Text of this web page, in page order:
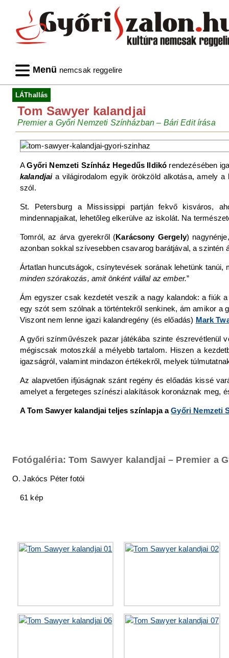
Menü nemcsak reggelire
LÁThallás
Tom Sawyer kalandjai
Premier a Győri Nemzeti Színházban – Bári Edit írása
AGyőri Nemzeti Színház Hegedűs Ildikó rendezésében
kalandjaia világirodalom egyik örökzöld alkotása, amely a
szól.
St. Petersburg a Mississippi partján fekvő kisváros,
mindennapjaikat, lehetőleg elkerülve az iskolát. Na
Tomról, az árva gyerekről (Karácsony Gergely)
azonban sokkal szívesebben csavarog barátjával, a szintén
Ártatlan huncutságok, csínytevések sorának lehetünk
minden szórakozás, amit önként vállal az ember.”
Ám egyszer csak kezdetét veszik a nagy kalandok: a fiúk
egy szót sem szólnak a történtekről senkinek, ám amikor a
Viszont nem lenne igazi kalandregény (és előadás) Mark
A győri színművészek pazar játékába szinte észrevétlenül
mégiscsak motoszkál a mélyebb tartalom. Hiszen a
igazságról, valamint mindazon értékekről, melyek
Az alapvetően ifjúságnak szánt regény és előadás kissé
amelyet a fergeteges színészi alakítások koronáznak meg,
A Tom Sawyer kalandjai teljes színlapja aGyőri Nemzeti
Fotógaléria: Tom Sawyer kalandjai – Premier a
O. Jakócs Péter fotói
61 kép